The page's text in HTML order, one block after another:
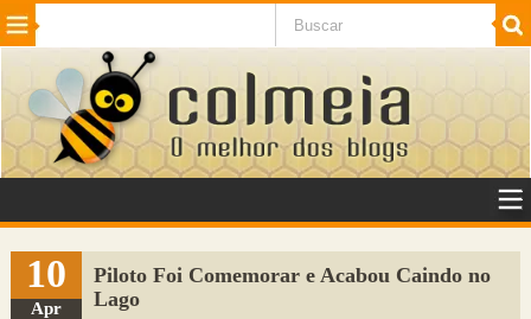
Beleza Cinema e TV
Internet Jogos NotÃ­cias SaÃºde
VeÃ­culos Adulto
Sugerir Link
Adicionar Blog
10
Apr
Piloto Foi Comemorar e Acabou Caindo no
Lago